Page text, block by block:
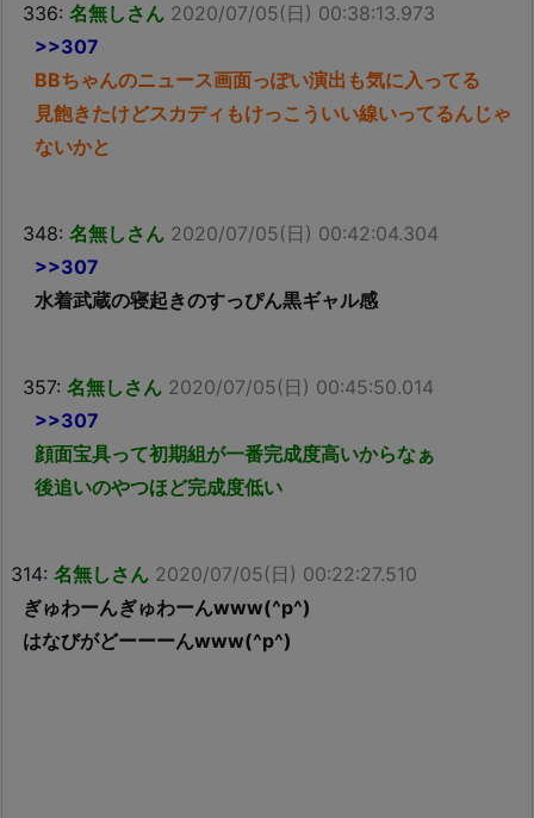
336: 名無しさん 2020/07/05(日) 00:38:13.973
>>307
BBちゃんのニュース画面っぽい演出も気に入ってる
見飽きたけどスカディもけっこういい線いってるんじゃ
ないかと
348: 名無しさん 2020/07/05(日) 00:42:04.304
>>307
水着武蔵の寝起きのすっぴん黒ギャル感
357: 名無しさん 2020/07/05(日) 00:45:50.014
>>307
顔面宝具って初期組が一番完成度高いからなぁ
後追いのやつほど完成度低い
314: 名無しさん 2020/07/05(日) 00:22:27.510
ぎゅわーんぎゅわーんwww(^p^)
はなびがどーーーんwww(^p^)